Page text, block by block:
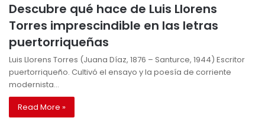
Descubre qué hace de Luis Llorens
Torres imprescindible en las letras
puertorriqueñas
Luis Llorens Torres (Juana Díaz, 1876 – Santurce, 1944) Escritor
puertorriqueño. Cultivó el ensayo y la poesía de corriente
modernista…
Read More »